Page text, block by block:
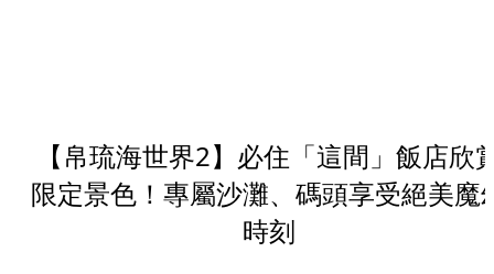
【帛琉海世界2】必住「這間」飯店欣
限定景色！專屬沙灘、碼頭享受絕美魔
時刻